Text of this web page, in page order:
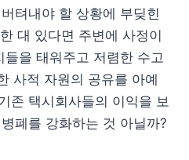
텨내야 할 상황에 부딪힌
대 있다면 주변에 사정이
을 태워주고 저렴한 수고
사적 자원의 공유를 아예
존 택시회사들의 이익을 보
폐를 강화하는 것 아닐까?